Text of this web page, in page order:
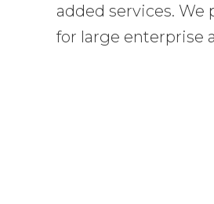
added services.
for large enterprise